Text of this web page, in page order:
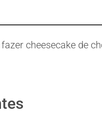
cheesecake de